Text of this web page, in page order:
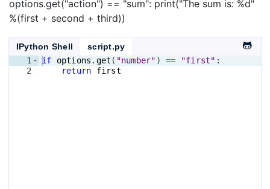
options.get("action") == "sum": print("The sum is: %d"
%(first + second + third))
IPython Shell
script.py
1
2
if options . get ( "number" ) == "first" :
return
first